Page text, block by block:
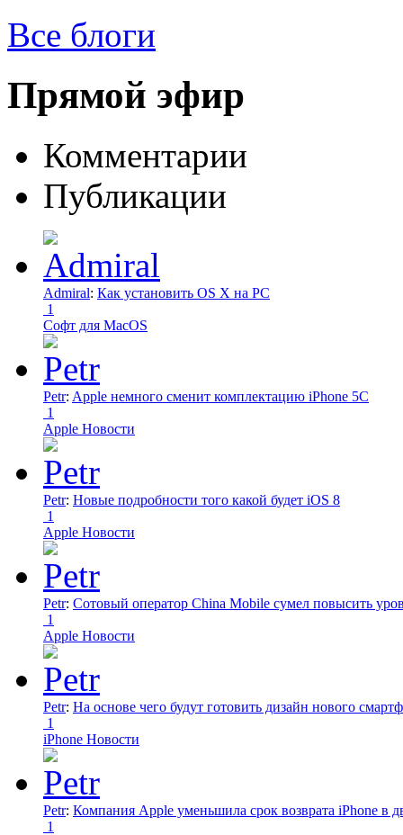
Все блоги
Прямой эфир
Комментарии
Публикации
Admiral: Как установить OS X на PC
1
Софт для MacOS
Petr: Apple немного сменит комплектацию iPhone 5C
1
Apple Новости
Petr: Новые подробности того какой будет iOS 8
1
Apple Новости
Petr: Сотовый оператор China Mobile сумел повысить
1
Apple Новости
Petr: На основе чего будут готовить дизайн нового
1
iPhone Новости
Petr: Компания Apple уменьшила срок возврата iPhone в
1